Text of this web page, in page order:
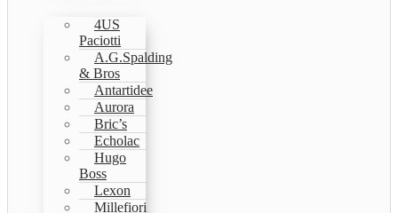
4US
Paciotti
A.G.Spalding
& Bros
Antartidee
Aurora
Bric’s
Echolac
Hugo
Boss
Lexon
Millefiori